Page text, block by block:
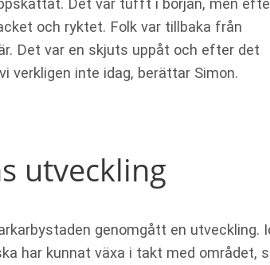
Det var tufft i början, men
och ryktet. Folk var tillbaka från
Det var en skjuts uppåt och efter det
verkligen inte idag, berättar Simon.
utveckling
genomgått en utveckling.
har kunnat växa i takt med området,